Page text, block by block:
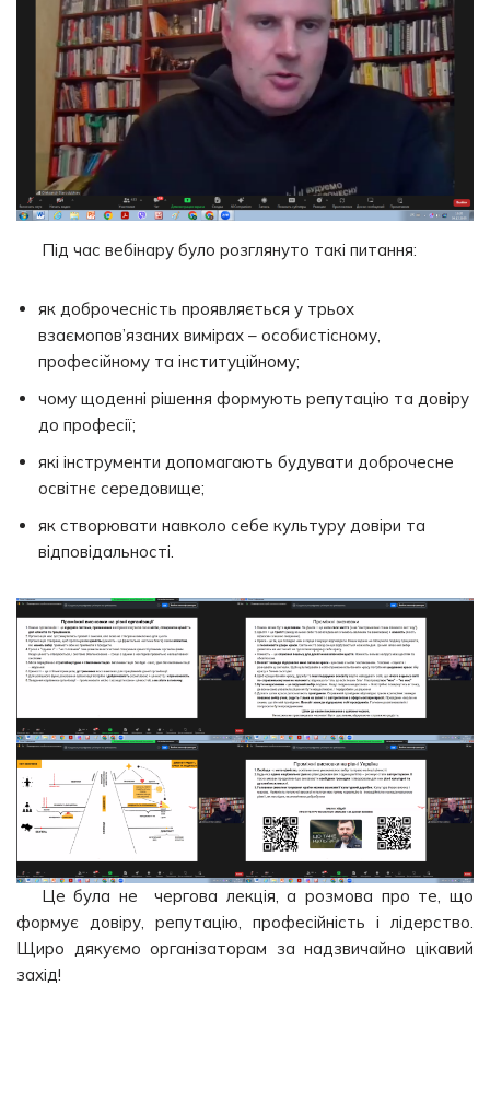
Під час вебінару було розглянуто такі питання:
як доброчесність проявляється у трьох
взаємопов’язаних вимірах – особистісному,
професійному та інституційному;
чому щоденні рішення формують репутацію та довіру
до професії;
які інструменти допомагають будувати доброчесне
освітнє середовище;
як створювати навколо себе культуру довіри та
відповідальності.
Це була не чергова лекція, а розмова про те, що
формує довіру, репутацію, професійність і лідерство.
Щиро дякуємо організаторам за надзвичайно цікавий
захід!